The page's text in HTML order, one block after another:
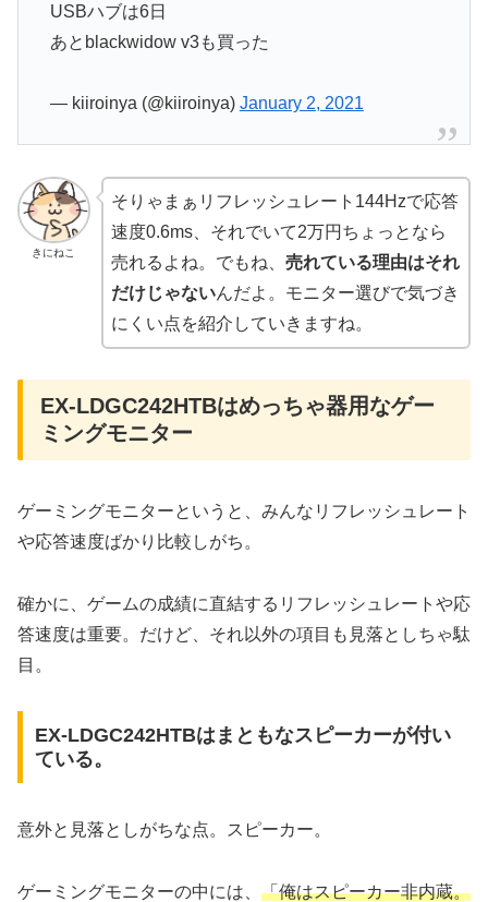
USBハブは6日
あとblackwidow v3も買った
— kiiroinya (@kiiroinya) January 2, 2021
きにねこ
そりゃまぁリフレッシュレート144Hzで応答
速度0.6ms、それでいて2万円ちょっとなら
売れるよね。でもね、 売れている理由はそれ
だけじゃないんだよ。モニター選びで気づき
にくい点を紹介していきますね。
EX-LDGC242HTBはめっちゃ器用なゲー
ミングモニター
ゲーミングモニターというと、みんなリフレッシュレート
や応答速度ばかり比較しがち。
確かに、ゲームの成績に直結するリフレッシュレートや応
答速度は重要。だけど、それ以外の項目も見落としちゃ駄
目。
EX-LDGC242HTBはまともなスピーカーが付い
ている。
意外と見落としがちな点。スピーカー。
ゲーミングモニターの中には、 「俺はスピーカー非内蔵。